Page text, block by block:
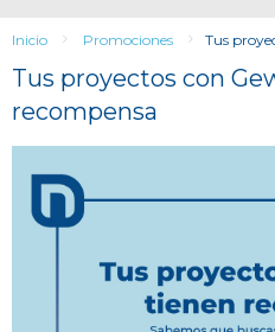
Inicio Promociones Tus
Tus proyectos con
recompensa